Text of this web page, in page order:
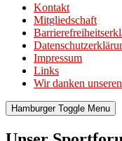
Kontakt
Mitgliedschaft
Impressum
Links
Wir danken
Hamburger Toggle Menu